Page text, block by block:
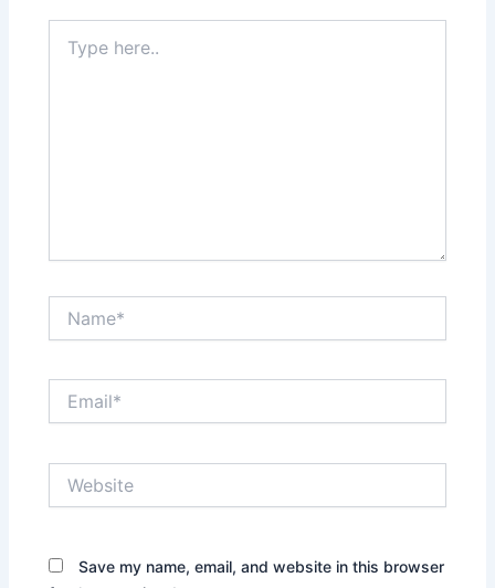
here..
Save my name, email, and website in this browser